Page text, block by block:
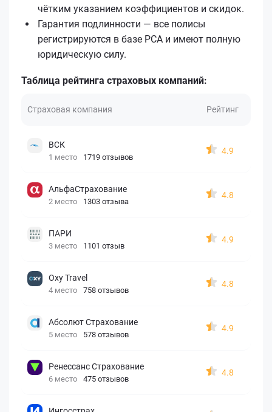
чётким указанием коэффициентов и скидок.
Гарантия подлинности — все полисы
регистрируются в базе РСА и имеют полную
юридическую силу.
Таблица рейтинга страховых компаний:
Страховая компания Рейтинг
ВСК
1 место 1719 отзывов
4.9
АльфаСтрахование
2 место 1303 отзыва
4.8
ПАРИ
3 место 1101 отзыв
4.9
Oxy Travel
4 место 758 отзывов
4.8
Абсолют Страхование
5 место 578 отзывов
4.9
Ренессанс Страхование
6 место 475 отзывов
4.8